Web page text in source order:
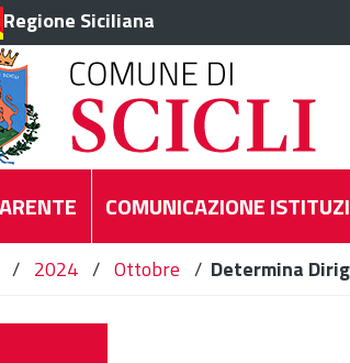
Regione Siciliana
COMUNICAZIONE
/ 2024 / Ottobre / Determina